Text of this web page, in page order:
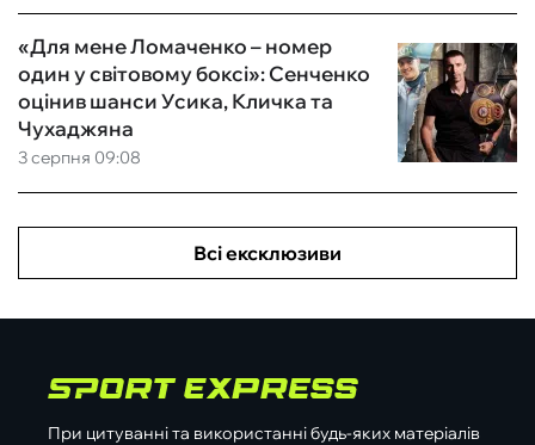
3 серпня 09:08
«Для мене Ломаченко – номер
один у світовому боксі»: Сенченко
оцінив шанси Усика, Кличка та
Чухаджяна
Всі ексклюзиви
При цитуванні та використанні будь-яких матеріалів